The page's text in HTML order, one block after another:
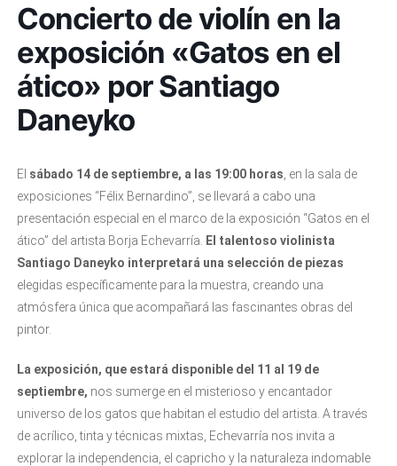
Concierto de violín en la
exposición «Gatos en el
ático» por Santiago
Daneyko
El sábado 14 de septiembre, a las 19:00 horas , en la sala de
exposiciones “Félix Bernardino”, se llevará a cabo una
presentación especial en el marco de la exposición “Gatos en el
ático” del artista Borja Echevarría.
El talentoso violinista
Santiago Daneyko interpretará una selección de piezas
elegidas específicamente para la muestra, creando una
atmósfera única que acompañará las fascinantes obras del
pintor.
La exposición, que estará disponible del 11 al 19 de
septiembre, nos sumerge en el misterioso y encantador
universo de los gatos que habitan el estudio del artista. A través
de acrílico, tinta y técnicas mixtas, Echevarría nos invita a
explorar la independencia, el capricho y la naturaleza indomable